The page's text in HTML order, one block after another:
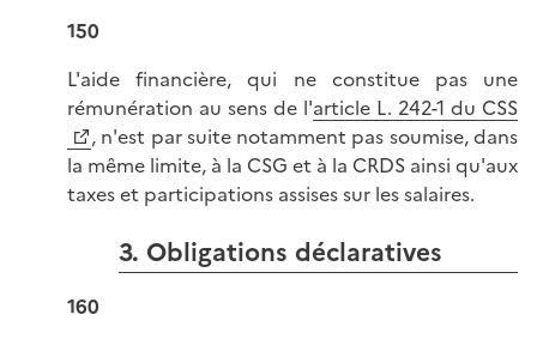
150
L'aide financière, qui ne constitue pas une
rémunération au sens de l'article L. 242-1 du CSS
, n'est par suite notamment pas soumise, dans
la même limite, à la CSG et à la CRDS ainsi qu'aux
taxes et participations assises sur les salaires.
3. Obligations déclaratives
160